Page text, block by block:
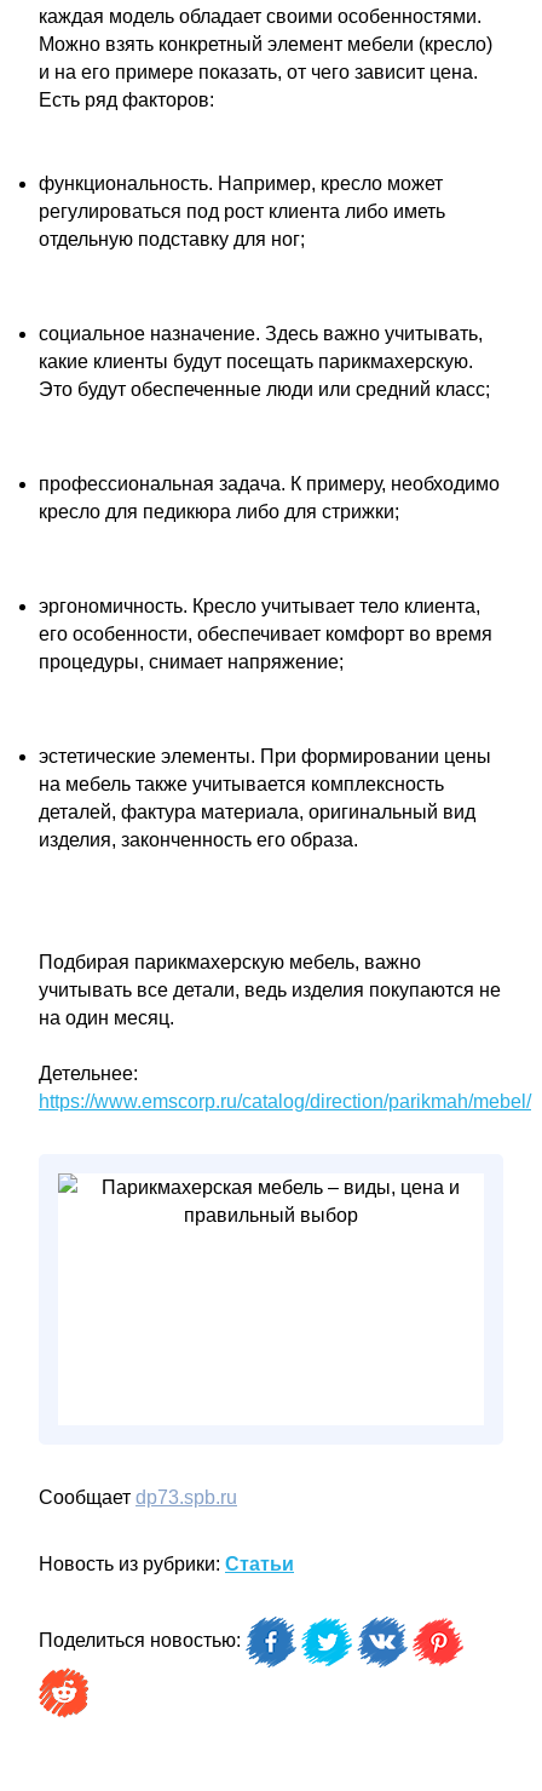
каждая модель обладает своими особенностями.
Можно взять конкретный элемент мебели (кресло)
и на его примере показать, от чего зависит цена.
Есть ряд факторов:
​функциональность. Например, кресло может
регулироваться под рост клиента либо иметь
отдельную подставку для ног;
​социальное назначение. Здесь важно учитывать,
какие клиенты будут посещать парикмахерскую.
Это будут обеспеченные люди или средний класс;
профессиональная задача. К примеру, необходимо
кресло для педикюра либо для стрижки;
​эргономичность. Кресло учитывает тело клиента,
его особенности, обеспечивает комфорт во время
процедуры, снимает напряжение;
эстетические элементы. При формировании цены
на мебель также учитывается комплексность
деталей, фактура материала, оригинальный вид
изделия, законченность его образа.
Подбирая парикмахерскую мебель, важно
учитывать все детали, ведь изделия покупаются не
на один месяц.
Детельнее:
https://www.emscorp.ru/catalog/direction/parikmah/mebel/
Сообщает dp73.spb.ru
Новость из рубрики: Статьи
Поделиться новостью: